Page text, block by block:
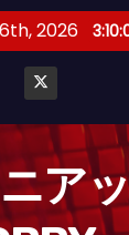
2026
ア